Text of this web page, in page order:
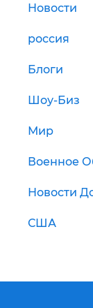
Новости
россия
Блоги
Шоу-Биз
Мир
Военное
Новости
США